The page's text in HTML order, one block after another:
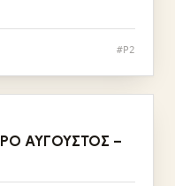
#P2
ΙΧ και light all
ΑΥΓΟΥΣΤΟΣ –